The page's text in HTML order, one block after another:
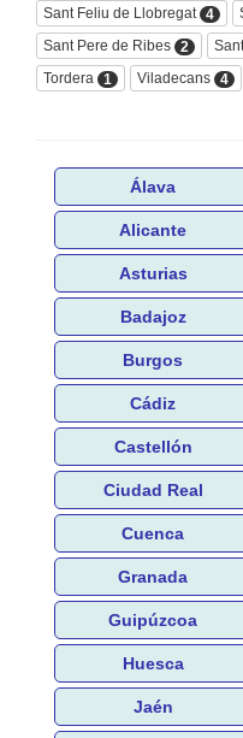
Sant Feliu de Llobregat 4
Sant Pere de Ribes 2
Tordera
1 Viladecans 4
Álava
Alicante
Asturias
Badajoz
Burgos
Cádiz
Castellón
Ciudad Real
Cuenca
Granada
Guipúzcoa
Huesca
Jaén